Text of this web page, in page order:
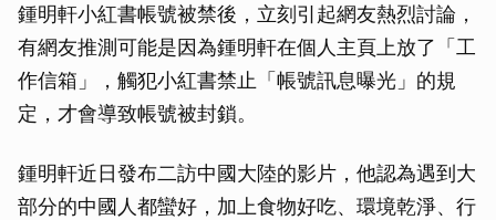
鍾明軒小紅書帳號被禁後，立刻引起網友熱烈討論，
有網友推測可能是因為鍾明軒在個人主頁上放了「工
作信箱」，觸犯小紅書禁止「帳號訊息曝光」的規
定，才會導致帳號被封鎖。
鍾明軒近日發布二訪中國大陸的影片，他認為遇到大
部分的中國人都蠻好，加上食物好吃、環境乾淨、行